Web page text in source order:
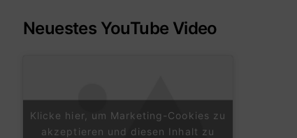
Neuestes YouTube Video
Klicke hier, um Marketing-Cookies zu
akzeptieren und diesen Inhalt zu